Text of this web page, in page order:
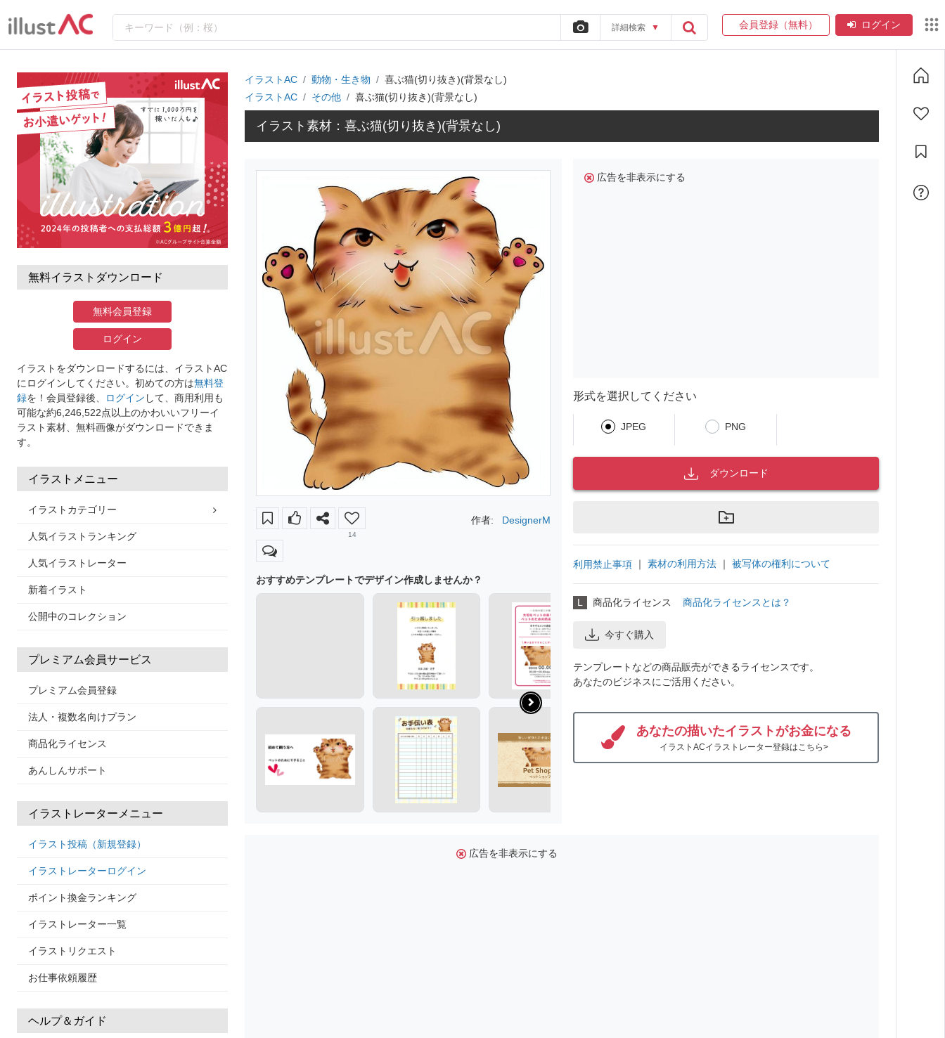
詳細検索 ▼ 会員登録（無料） ログイン
無料イラストダウンロード
無料会員登録
ログイン
イラストをダウンロードするには、イラストAC
にログインしてください。初めての方は無料登
録を！会員登録後、 ログイン して、商用利用も
可能な約6,246,522点以上のかわいいフリーイ
ラスト素材、無料画像がダウンロードできま
す。
イラストメニュー
イラストカテゴリー
人気イラストランキング
人気イラストレーター
新着イラスト
公開中のコレクション
プレミアム会員サービス
プレミアム会員登録
法人・複数名向けプラン
商品化ライセンス
あんしんサポート
イラストレーターメニュー
イラスト投稿（新規登録）
イラストレーターログイン
ポイント換金ランキング
イラストレーター一覧
イラストリクエスト
お仕事依頼履歴
ヘルプ＆ガイド
イラストAC 動物・生き物
喜ぶ猫(切り抜き)(背景なし)
イラストAC
その他 喜ぶ猫(切り抜き)(背景なし)
イラスト素材：喜ぶ猫(切り抜き)(背景なし)
14
作者: DesignerM
おすすめテンプレートでデザイン作成しませんか？
広告を非表示にする
形式を選択してください
JPEG PNG
ダウンロード
利用禁止事項 ｜ 素材の利用方法 ｜ 被写体の権利について
L 商品化ライセンス 商品化ライセンスとは？
今すぐ購入
テンプレートなどの商品販売ができるライセンスです。
あなたのビジネスにご活用ください。
あなたの描いたイラストがお金になる
イラストACイラストレーター登録はこちら>
広告を非表示にする